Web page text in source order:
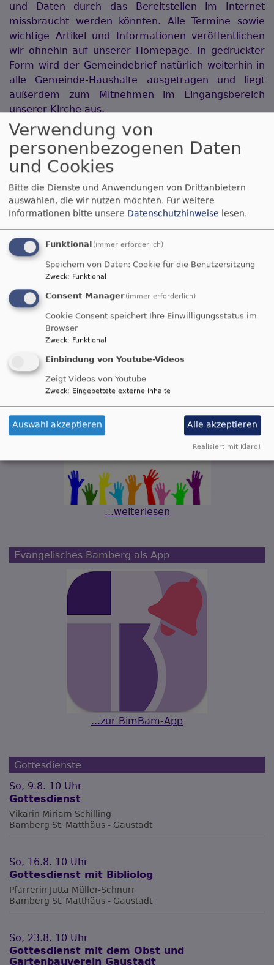
und Daten durch das Bereitstellen im Internet
missbraucht werden könnten. Alle Termine sowie
wichtige Artikel und Informationen veröffentlichen
wir ohnehin auf unserer Homepage. In gedruckter
Form wird der Gemeindebrief natürlich weiterhin in
alle Gemeinde-Haushalte ausgetragen und liegt
außerdem zum Mitnehmen im Eingangsbereich
unserer Kirche aus.
Es lebe die Vielfalt!
Wir suchen einen neuen Vielfaltsbeauftragten
- für Platz und Wertschätzung für die ganze Vielfalt
des Lebens!
Unterstützung im Alltag
...weiterlesen
Evangelisches Bamberg als App
...zur BimBam-App
Gottesdienste
So, 9.8. 10 Uhr
Gottesdienst
Vikarin Miriam Schilling
Bamberg St. Matthäus - Gaustadt
So, 16.8. 10 Uhr
Gottesdienst mit Bibliolog
Pfarrerin Jutta Müller-Schnurr
Bamberg St. Matthäus - Gaustadt
So, 23.8. 10 Uhr
Gottesdienst mit dem Obst und
Gartenbauverein Gaustadt
Verwendung von
personenbezogenen Daten
und Cookies
Bitte die Dienste und Anwendungen von Drittanbietern
auswählen, die wir nutzen möchten. Für weitere
Informationen bitte unsere Datenschutzhinweise lesen.
Funktional (immer erforderlich)
Speichern von Daten: Cookie für die Benutzersitzung
Zweck: Funktional
Consent Manager (immer erforderlich)
Cookie Consent speichert Ihre Einwilligungsstatus im
Browser
Zweck: Funktional
Einbindung von Youtube-Videos
Zeigt Videos von Youtube
Zweck: Eingebettete externe Inhalte
Auswahl akzeptieren Alle akzeptieren
Realisiert mit Klaro!